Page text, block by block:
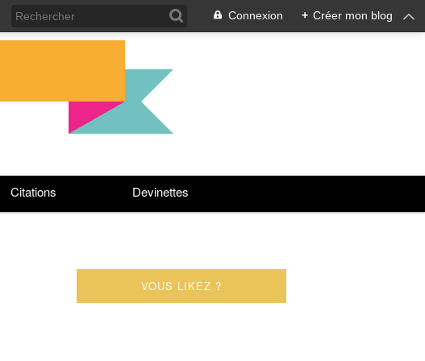
Connexion + Créer mon blog
Citations Devinettes
VOUS LIKEZ ?